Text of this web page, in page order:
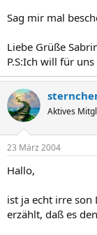
Sag mir mal
Liebe Grüße
P.S:Ich will für
Aktives
23 März 2004
Hallo,
ist ja echt irre son
erzählt, daß es